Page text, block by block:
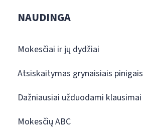
NAUDINGA
Mokesčiai ir jų dydžiai
Atsiskaitymas grynaisiais pinigais
Dažniausiai užduodami klausimai
Mokesčių ABC